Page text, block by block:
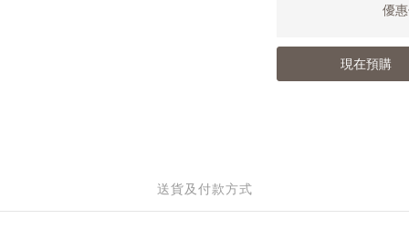
優
現在預購
送貨及付款方式